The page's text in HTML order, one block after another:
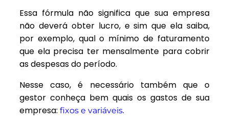
Essa fórmula não significa que sua empresa
não deverá obter lucro, e sim que ela saiba,
por exemplo, qual o mínimo de faturamento
que ela precisa ter mensalmente para cobrir
as despesas do período.
Nesse caso, é necessário também que o
gestor conheça bem quais os gastos de sua
empresa: fixos e variáveis.